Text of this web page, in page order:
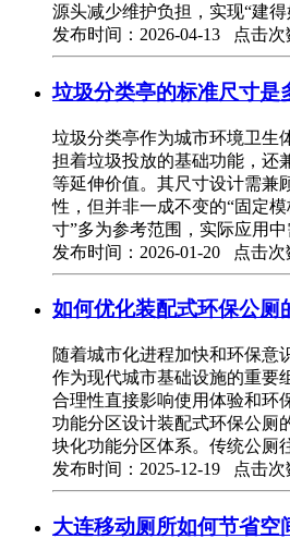
源头减少维护负担，实现“建
发布时间：2026-04-13 点击次
垃圾分类亭的标准尺寸是
垃圾分类亭作为城市环境卫生
担着垃圾投放的基础功能，还
等延伸价值。其尺寸设计需兼
性，但并非一成不变的“固定
寸”多为参考范围，实际应用中
发布时间：2026-01-20 点击次
如何优化装配式环保公厕
随着城市化进程加快和环保意
作为现代城市基础设施的重要
合理性直接影响使用体验和环
功能分区设计装配式环保公厕
块化功能分区体系。传统公厕
发布时间：2025-12-19 点击次
大连移动厕所如何节省空